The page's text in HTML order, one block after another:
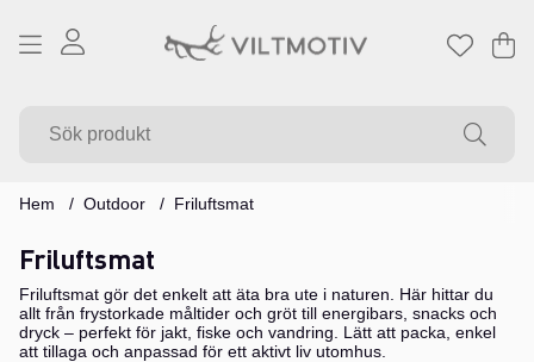
.
Hem Outdoor Friluftsmat
Friluftsmat
Friluftsmat gör det enkelt att äta bra ute i naturen. Här hittar du
allt från frystorkade måltider och gröt till energibars, snacks och
dryck – perfekt för jakt, fiske och vandring. Lätt att packa, enkel
att tillaga och anpassad för ett aktivt liv utomhus.